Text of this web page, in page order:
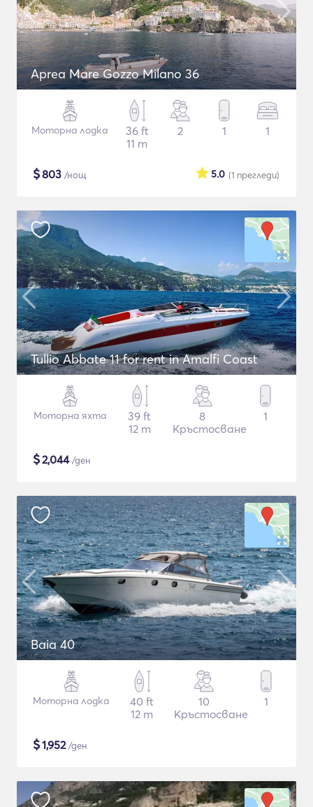
Aprea Mare Gozzo Milano 36
Моторна лодка
36 ft
11 m
2 1 1
$803 /нощ (1 прегледи)
5.0
Tullio Abbate 11 for rent in Amalfi Coast
Моторна яхта
39 ft
12 m
8
Кръстосване
1
$2,044/ден
Baia 40
Моторна лодка
40 ft
12 m
10
Кръстосване
1
$1,952/ден